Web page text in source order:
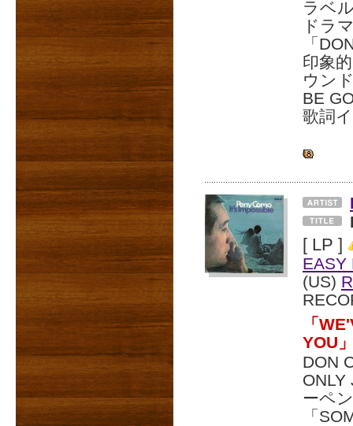
ラベ
ドラ
「
印象
ウン
BE
歌詞
[ LP ]
EASY
(US)
「
YOU
DON
ONLY
ーペ
「